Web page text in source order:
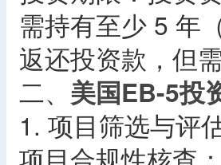
需持有至少 5 年
返还投资款，但
二、 美国EB-5投
1. 项目筛选与评